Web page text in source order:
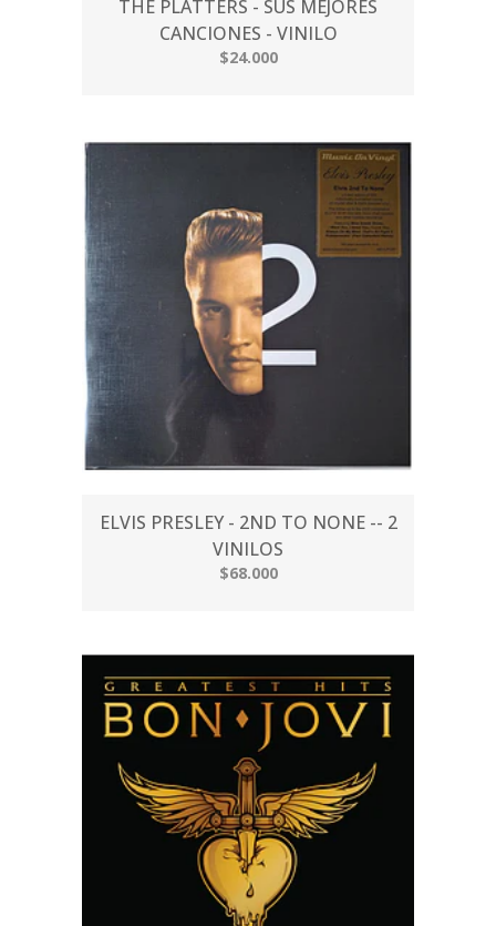
THE PLATTERS - SUS MEJORES
CANCIONES - VINILO
$24.000
ELVIS PRESLEY - 2ND TO NONE -- 2
VINILOS
$68.000